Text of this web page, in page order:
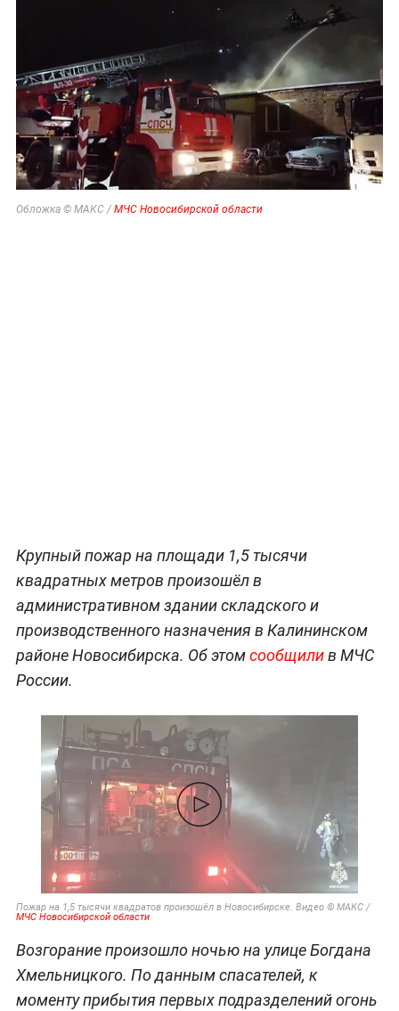
Обложка © МАКС / МЧС Новосибирской области
Крупный пожар на площади 1,5 тысячи
квадратных метров произошёл в
административном здании складского и
производственного назначения в Калининском
районе Новосибирска. Об этомсообщилив МЧС
России.
Пожар на 1,5 тысячи квадратов произошёл в Новосибирске. Видео © МАКС /
МЧС Новосибирской области
Возгорание произошло ночью на улице Богдана
Хмельницкого. По данным спасателей, к
моменту прибытия первых подразделений огонь